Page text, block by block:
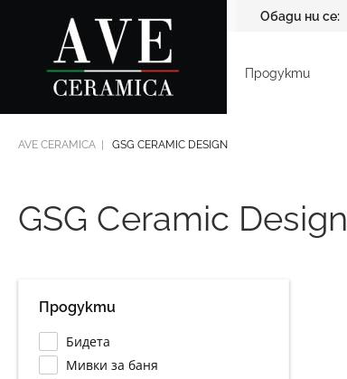
Обади ни се:
Продукти
AVE CERAMICA GSG CERAMIC DESIGN
GSG Ceramic Design
Продукти
Бидета
Мивки за баня